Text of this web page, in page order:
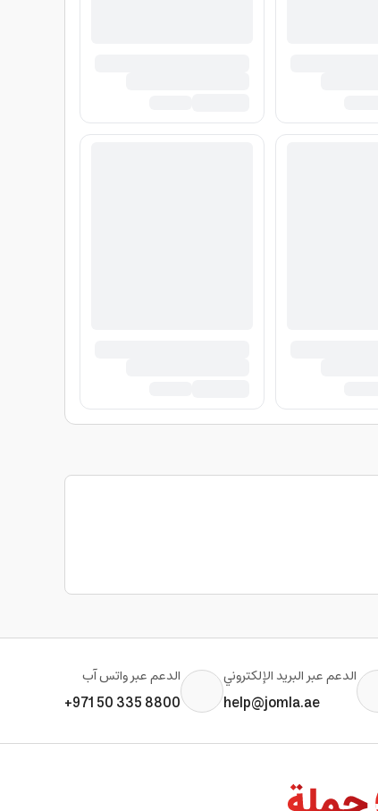
الدعم عبر البريد الإلكتروني
help@jomla.ae
الدعم عبر واتس آب
+971 50 335 8800